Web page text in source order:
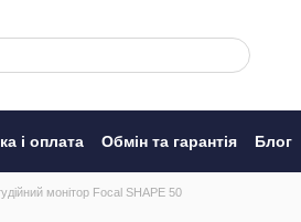
і оплата Обмін та гарантія Блог
монітор Focal SHAPE 50